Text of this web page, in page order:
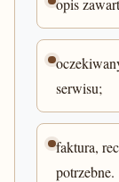
opis
serwisu;
faktura,
potrzebne.